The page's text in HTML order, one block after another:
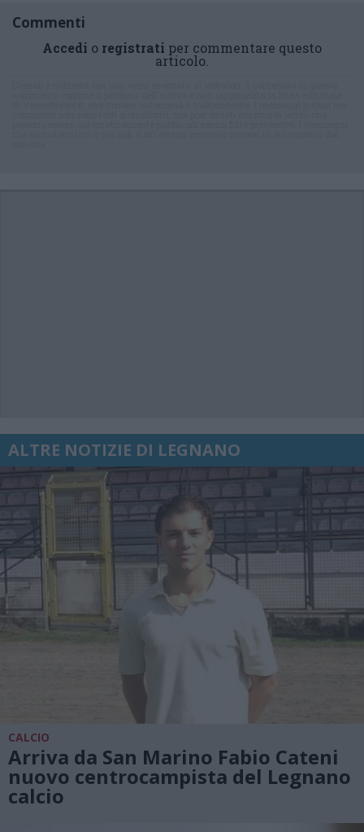
Commenti
Accedi o registrati per commentare questo
articolo.
ALTRE NOTIZIE DI LEGNANO
CALCIO
Arriva da San Marino Fabio Cateni
nuovo centrocampista del Legnano
calcio